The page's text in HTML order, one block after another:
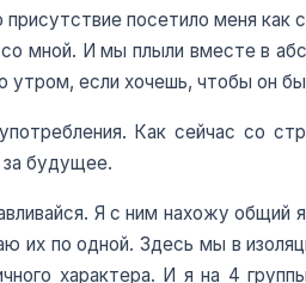
посетило меня как
мной. И мы плыли вместе в
если хочешь, чтобы он
Как сейчас со
за будущее.
Я с ним нахожу
их по одной. Здесь мы в
характера. И я на 4